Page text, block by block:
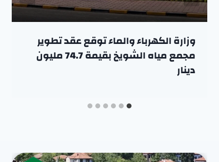
وزارة الكهرباء والماء توقع عقد تطوير
مجمع مياه الشويخ بقيمة 74.7 مليون
دينار